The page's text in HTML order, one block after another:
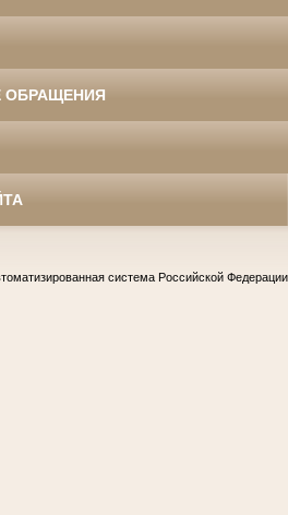
ОБРАЩЕНИЯ
система Российской